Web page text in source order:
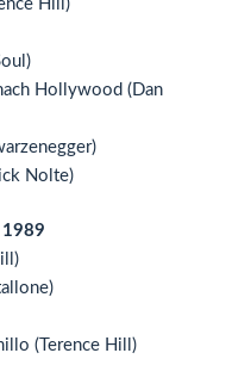
Hill)
Hollywood (Dan
Nolte)
1989
(Terence Hill)